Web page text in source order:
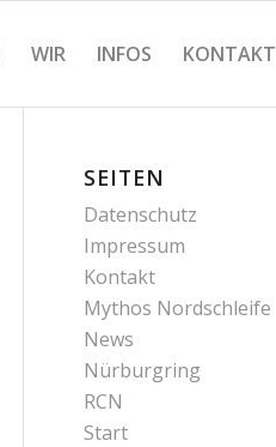
WIR INFOS KONTAKT
SEITEN
Datenschutz
Impressum
Kontakt
Mythos Nordschleife
News
Nürburgring
RCN
Start